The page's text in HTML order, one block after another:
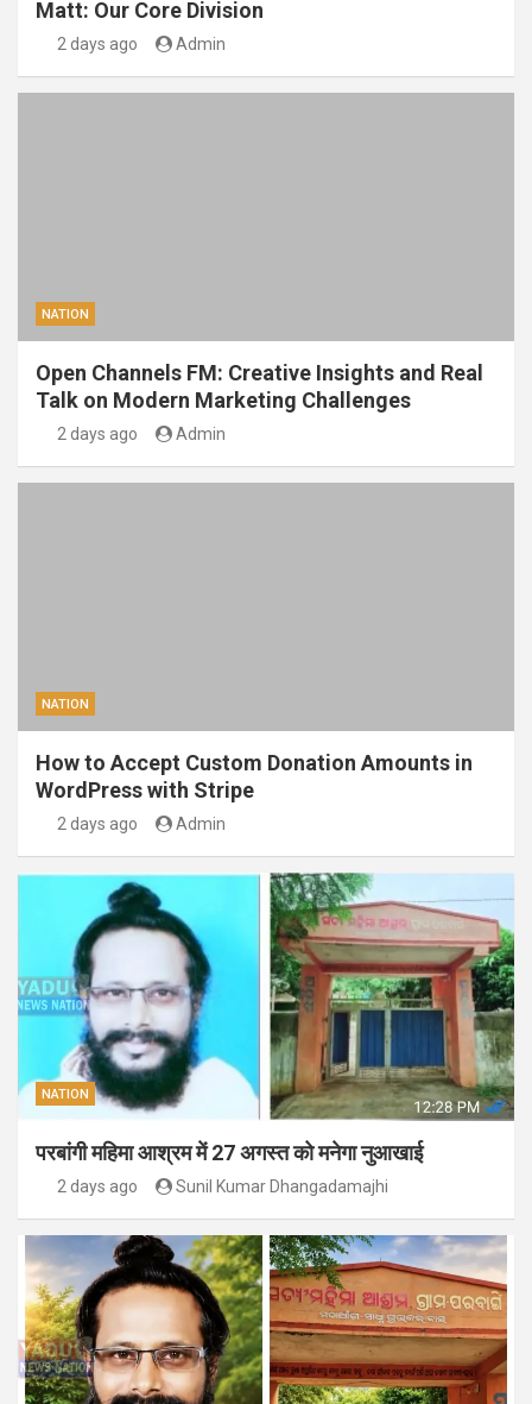
Matt: Our Core Division
2 days ago Admin
NATION
Open Channels FM: Creative Insights and Real
Talk on Modern Marketing Challenges
2 days ago Admin
NATION
How to Accept Custom Donation Amounts in
WordPress with Stripe
2 days ago Admin
NATION
परबांगी महिमा आश्रम में 27 अगस्त को मनेगा नुआखाई
2 days ago Sunil Kumar Dhangadamajhi